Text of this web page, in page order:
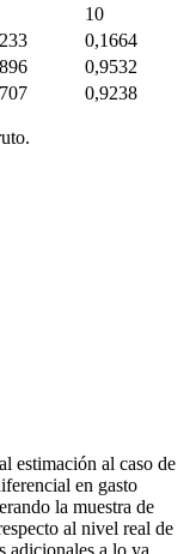
10
0,1664
0,9532
0,9238
estimación al caso de
en gasto
la muestra de
al nivel real de